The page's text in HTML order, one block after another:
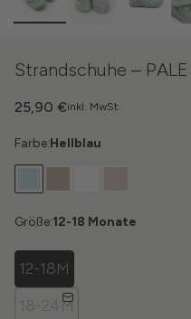
Strandschuhe –
inkl. MwSt.
25,90 €
Farbe:Hellblau
Größe:12-18 Monate
12-18M
18-24M